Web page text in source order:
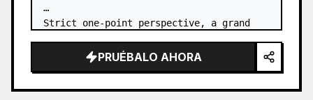
Strict one-point perspective, a grand
golden jade, passing through the sea of
clouds from the bottom…
PRUÉBALO AHORA